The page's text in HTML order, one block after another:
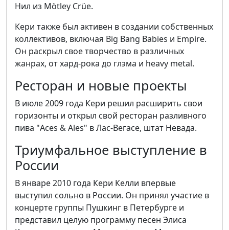
Нил из Mötley Crüe.
Кери также был активен в создании собственных
коллективов, включая Big Bang Babies и Empire.
Он раскрыл свое творчество в различных
жанрах, от хард-рока до глэма и heavy metal.
Ресторан и новые проекты
В июле 2009 года Кери решил расширить свои
горизонты и открыл свой ресторан разливного
пива "Aces & Ales" в Лас-Вегасе, штат Невада.
Триумфальное выступление в
России
В январе 2010 года Кери Келли впервые
выступил сольно в России. Он принял участие в
концерте группы Пушкинг в Петербурге и
представил целую программу песен Элиса